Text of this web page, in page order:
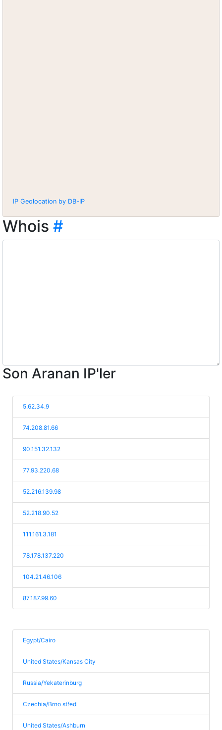
IP Geolocation by DB-IP
Whois #
Son Aranan IP'ler
5.62.34.9
74.208.81.66
90.151.32.132
77.93.220.68
52.216.139.98
52.218.90.52
111.161.3.181
78.178.137.220
104.21.46.106
87.187.99.60
Egypt/Cairo
United States/Kansas City
Russia/Yekaterinburg
Czechia/Brno střed
United States/Ashburn